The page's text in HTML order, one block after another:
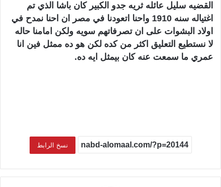
القضيه سليل عائله ثريه جدو الكبير كان باشا الذي تم
اغتياله سنه 1910 واحنا اتعودنا في مصر ان احنا نمدح في
اولاد البشوات على ان تصرفاتهم سويه ولكن امامنا حاله
لا نستطيع التعليق اكثر من كده لكن هو ده ممثل فين انا
عمري ما سمعت عنه كان بيمثل ايه ده.
نسخ الرابط